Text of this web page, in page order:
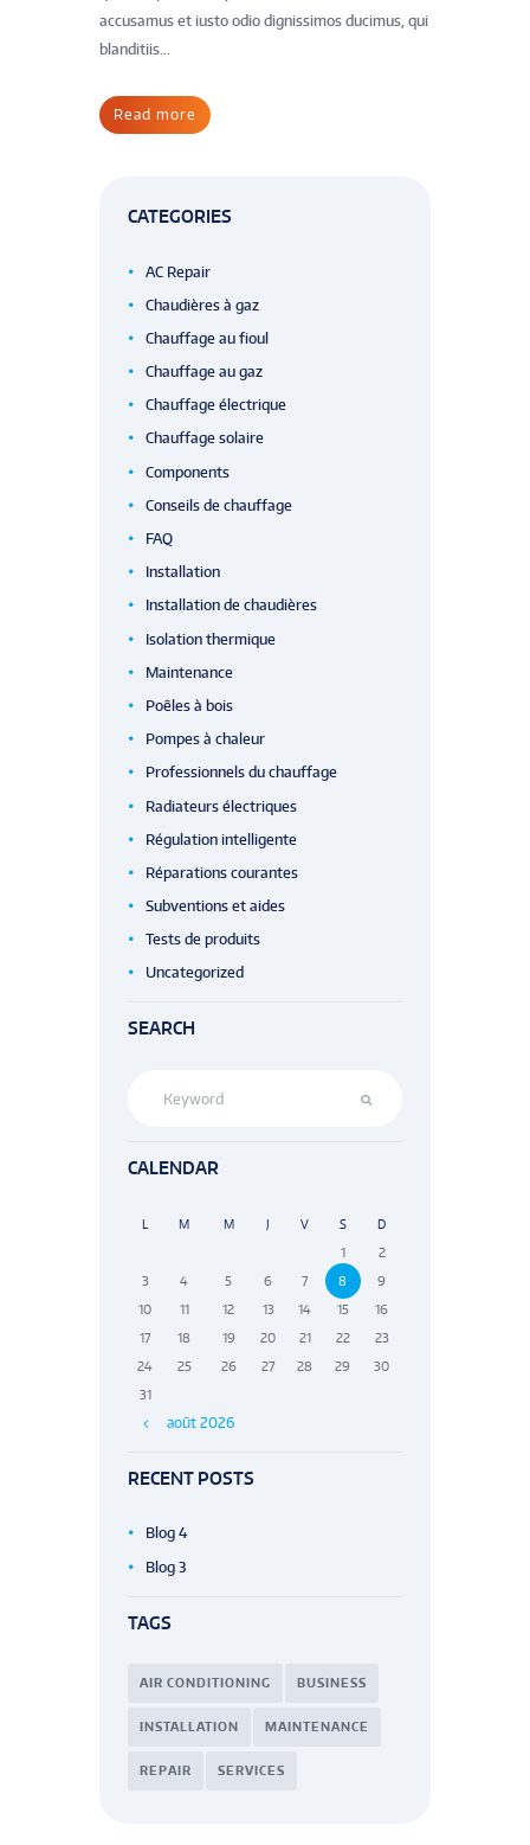
accusamus et iusto odio dignissimos ducimus, qui
blanditiis...
Read more
CATEGORIES
AC Repair
Chaudières à gaz
Chauffage au fioul
Chauffage au gaz
Chauffage électrique
Chauffage solaire
Components
Conseils de chauffage
FAQ
Installation
Installation de chaudières
Isolation thermique
Maintenance
Poêles à bois
Pompes à chaleur
Professionnels du chauffage
Radiateurs électriques
Régulation intelligente
Réparations courantes
Subventions et aides
Tests de produits
Uncategorized
SEARCH
CALENDAR
août 2026
L M M J V S D
1
2
3
4 5 6 7 8
9
10
11 12 13 14 15
16
17
18 19 20 21 22
23
24
25 26 27 28 29
30
31
RECENT POSTS
Blog 4
Blog 3
TAGS
AIR CONDITIONING BUSINESS
INSTALLATION MAINTENANCE
REPAIR SERVICES